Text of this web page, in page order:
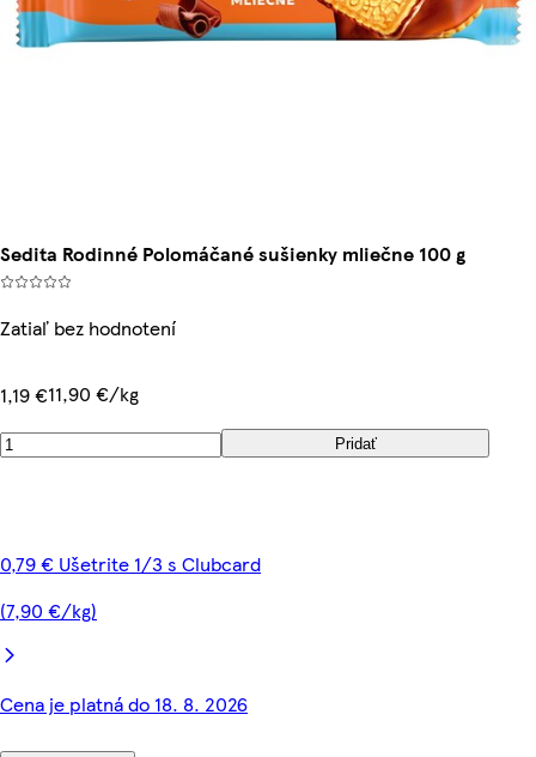
Sedita Rodinné Polomáčané sušienky mliečne 100 g
Zatiaľ bez hodnotení
1,19 €11,90 €/kg
Pridať
0,79 € Ušetrite 1/3 s Clubcard
(7,90 €/kg)
Cena je platná do 18. 8. 2026